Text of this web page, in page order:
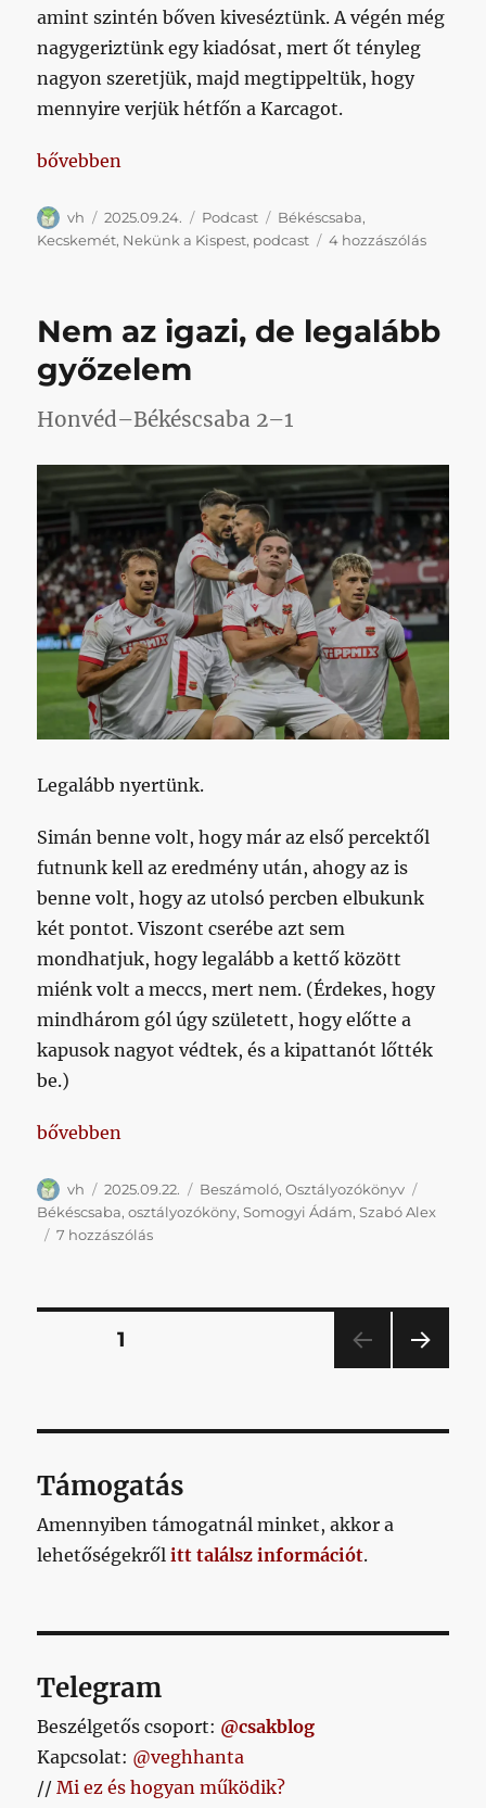
amint szintén bőven kiveséztünk. A végén még
nagygeriztünk egy kiadósat, mert őt tényleg
nagyon szeretjük, majd megtippeltük, hogy
mennyire verjük hétfőn a Karcagot.
„Békéscsaba, Kecskemét, értekezlet, Nagy Geri”
bővebben
Szerző
vh Közzétéve
2025.09.24. Kategória
Podcast Címke
Békéscsaba,
Kecskemét, Nekünk a Kispest, podcast 4 hozzászólás
Geri
Nem az igazi, de legalább
győzelem
Honvéd–Békéscsaba 2–1
Legalább nyertünk.
Simán benne volt, hogy már az első percektől
futnunk kell az eredmény után, ahogy az is
benne volt, hogy az utolsó percben elbukunk
két pontot. Viszont cserébe azt sem
mondhatjuk, hogy legalább a kettő között
miénk volt a meccs, mert nem. (Érdekes, hogy
mindhárom gól úgy született, hogy előtte a
kapusok nagyot védtek, és a kipattanót lőtték
be.)
„Nem az igazi, de legalább győzelem”
bővebben
Szerző
vh Közzétéve
2025.09.22. Kategória
Beszámoló,Osztályozókönyv
Békéscsaba,osztályozóköny,Somogyi Ádám,Szabó Alex
7 hozzászólásNem
Bejegyzések
OLDAL1
OLD
Támogatás
Amennyiben támogatnál minket, akkor a
lehetőségekrőlitt találsz információt.
Telegram
Beszélgetős csoport: @csakblog
Kapcsolat: @veghhanta
//Mi ez és hogyan működik?